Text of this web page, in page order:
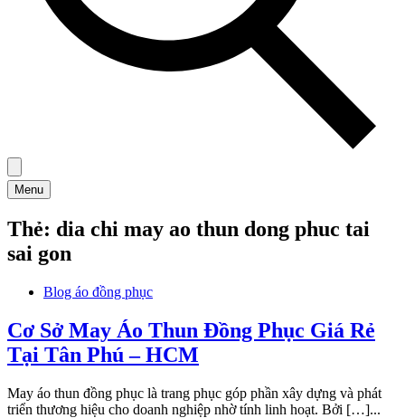
Menu
Thẻ: dia chi may ao thun dong phuc tai
sai gon
Blog áo đồng phục
Cơ Sở May Áo Thun Đồng Phục Giá Rẻ
Tại Tân Phú – HCM
May áo thun đồng phục là trang phục góp phần xây dựng và phát
triển thương hiệu cho doanh nghiệp nhờ tính linh hoạt. Bởi […]...